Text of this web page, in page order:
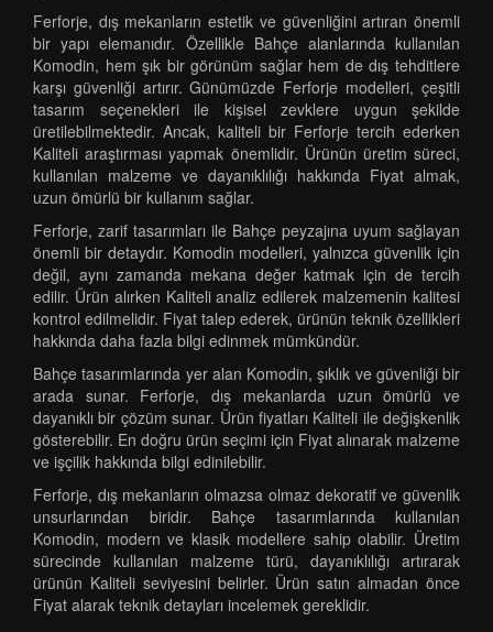
Ferforje, dış mekanların estetik ve güvenliğini artıran önemli
bir yapı elemanıdır. Özellikle Bahçe alanlarında kullanılan
Komodin, hem şık bir görünüm sağlar hem de dış tehditlere
karşı güvenliği artırır. Günümüzde Ferforje modelleri, çeşitli
tasarım seçenekleri ile kişisel zevklere uygun şekilde
üretilebilmektedir. Ancak, kaliteli bir Ferforje tercih ederken
Kaliteli araştırması yapmak önemlidir. Ürünün üretim süreci,
kullanılan malzeme ve dayanıklılığı hakkında Fiyat almak,
uzun ömürlü bir kullanım sağlar.
Ferforje, zarif tasarımları ile Bahçe peyzajına uyum sağlayan
önemli bir detaydır. Komodin modelleri, yalnızca güvenlik için
değil, aynı zamanda mekana değer katmak için de tercih
edilir. Ürün alırken Kaliteli analiz edilerek malzemenin kalitesi
kontrol edilmelidir. Fiyat talep ederek, ürünün teknik özellikleri
hakkında daha fazla bilgi edinmek mümkündür.
Bahçe tasarımlarında yer alan Komodin, şıklık ve güvenliği bir
arada sunar. Ferforje, dış mekanlarda uzun ömürlü ve
dayanıklı bir çözüm sunar. Ürün fiyatları Kaliteli ile değişkenlik
gösterebilir. En doğru ürün seçimi için Fiyat alınarak malzeme
ve işçilik hakkında bilgi edinilebilir.
Ferforje, dış mekanların olmazsa olmaz dekoratif ve güvenlik
unsurlarından biridir. Bahçe tasarımlarında kullanılan
Komodin, modern ve klasik modellere sahip olabilir. Üretim
sürecinde kullanılan malzeme türü, dayanıklılığı artırarak
ürünün Kaliteli seviyesini belirler. Ürün satın almadan önce
Fiyat alarak teknik detayları incelemek gereklidir.